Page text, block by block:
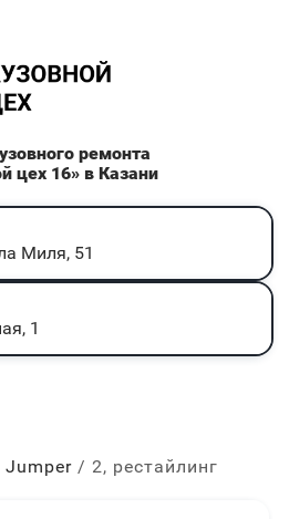
ремонта
цех 16» в Казани
Миля, 51
1
Jumper 2, рестайлинг